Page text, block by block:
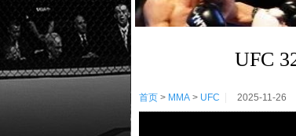
UFC
首页 > MMA > UFC 2025-11-26